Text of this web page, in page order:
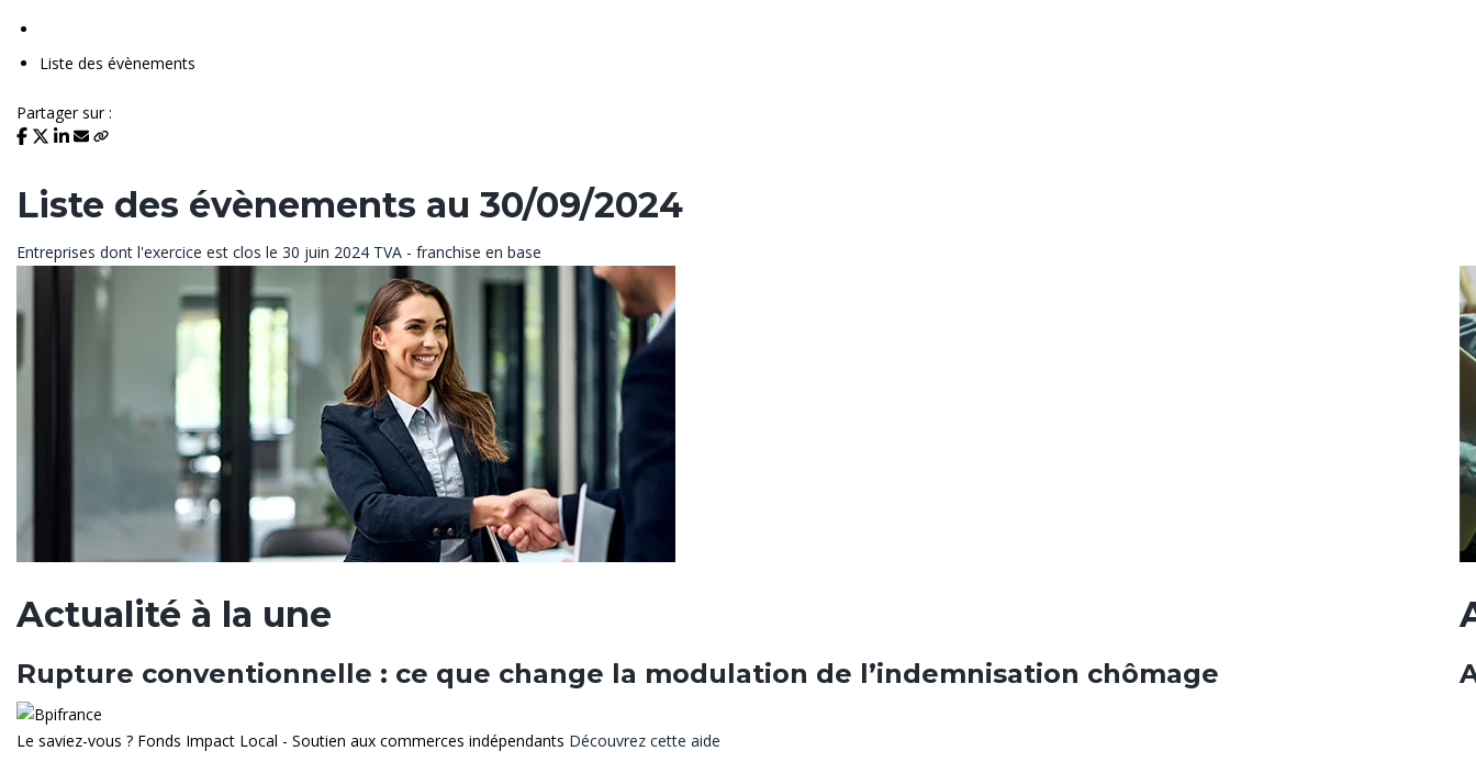
Liste des évènements
Partager sur :
Liste des évènements au 30/09/2024
Entreprises dont l'exercice est clos le 30 juin 2024 TVA - franchise en base
Actualité à la une
Rupture conventionnelle : ce que change la modulation de l’indemnisation chômage
Le saviez-vous ? Fonds Impact Local - Soutien aux commerces indépendants Découvrez cette aide